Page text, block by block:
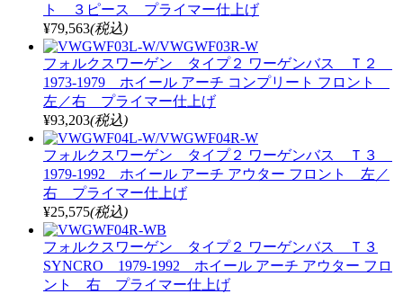
ト ３ピース プライマー仕上げ
¥79,563(税込)
フォルクスワーゲン タイプ２ ワーゲンバス Ｔ２
1973-1979 ホイール アーチ コンプリート フロント
左／右 プライマー仕上げ
¥93,203(税込)
フォルクスワーゲン タイプ２ ワーゲンバス Ｔ３
1979-1992 ホイール アーチ アウター フロント 左／
右 プライマー仕上げ
¥25,575(税込)
フォルクスワーゲン タイプ２ ワーゲンバス Ｔ３
SYNCRO 1979-1992 ホイール アーチ アウター フロ
ント 右 プライマー仕上げ